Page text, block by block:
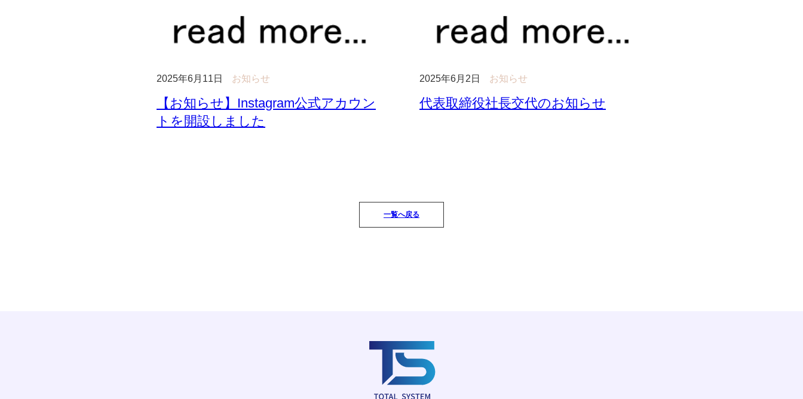
2025年6月11日 お知らせ
【お知らせ】Instagram公式アカウン
トを開設しました
2025年6月2日 お知らせ
代表取締役社長交代のお知らせ
一覧へ戻る